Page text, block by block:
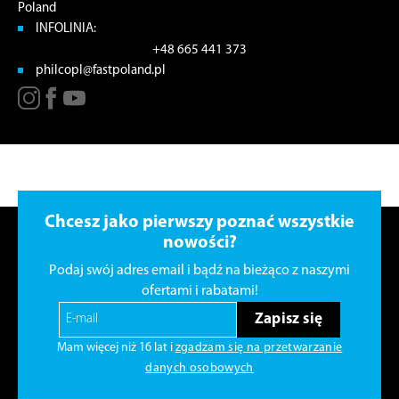
Poland
INFOLINIA:
+48 665 441 373
philcopl@fastpoland.pl
Chcesz jako pierwszy poznać wszystkie
nowości?
Podaj swój adres email i bądź na bieżąco z naszymi
ofertami i rabatami!
Zapisz się
Mam więcej niż 16 lat i zgadzam się na przetwarzanie
danych osobowych